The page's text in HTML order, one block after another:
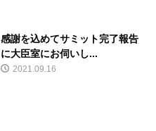
感謝を込めてサミット完了報告
に大臣室にお伺いし...
2021.09.16